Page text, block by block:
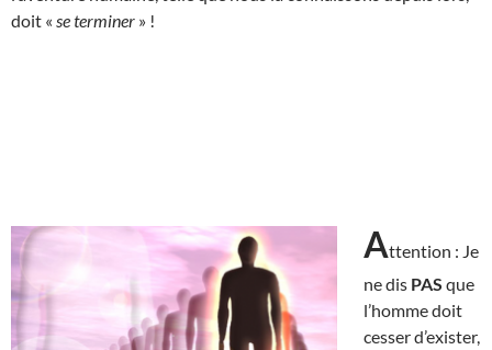
doit « se terminer » !
Attention : Je
ne dis PAS que
l’homme doit
cesser d’exister,